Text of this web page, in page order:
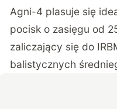
Agni-4 plasuje się
pocisk o zasięgu od
zaliczający się do
balistycznych